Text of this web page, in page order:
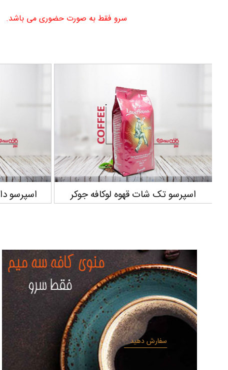
سرو فقط به صورت حضوری می باشد.
اسپرسو دابل شات قهوه لوکافه جوکر
سفارش دهید...